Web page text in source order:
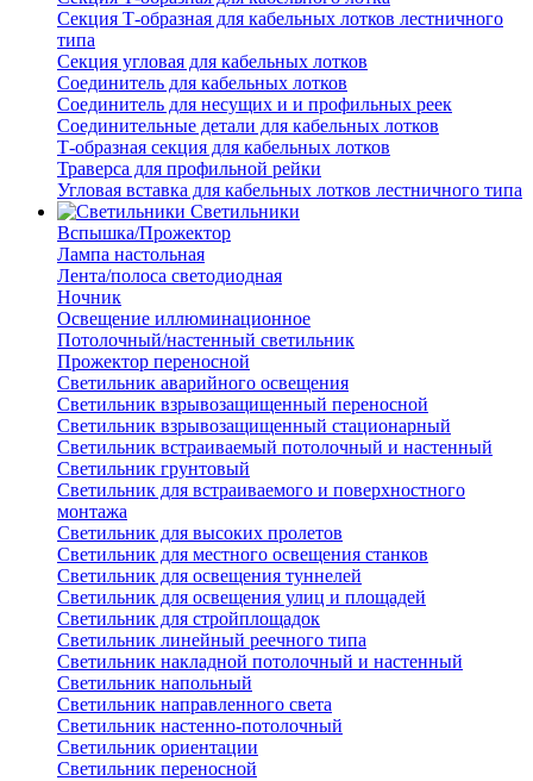
Секция Т-образная для кабельных лотков лестничного
типа
Секция угловая для кабельных лотков
Соединитель для кабельных лотков
Соединитель для несущих и и профильных реек
Соединительные детали для кабельных лотков
Т-образная секция для кабельных лотков
Траверса для профильной рейки
Угловая вставка для кабельных лотков лестничного типа
Светильники
Вспышка/Прожектор
Лампа настольная
Лента/полоса светодиодная
Ночник
Освещение иллюминационное
Потолочный/настенный светильник
Прожектор переносной
Светильник аварийного освещения
Светильник взрывозащищенный переносной
Светильник взрывозащищенный стационарный
Светильник встраиваемый потолочный и настенный
Светильник грунтовый
Светильник для встраиваемого и поверхностного
монтажа
Светильник для высоких пролетов
Светильник для местного освещения станков
Светильник для освещения туннелей
Светильник для освещения улиц и площадей
Светильник для стройплощадок
Светильник линейный реечного типа
Светильник накладной потолочный и настенный
Светильник напольный
Светильник направленного света
Светильник настенно-потолочный
Светильник ориентации
Светильник переносной